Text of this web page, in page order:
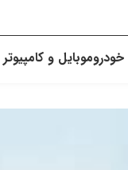
خودروموبایل و کامپیوتر